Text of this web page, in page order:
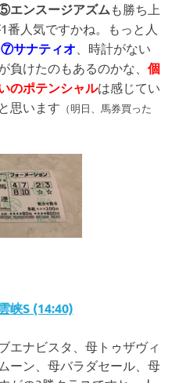
ンスージアズムも勝ち上
番人気ですかね。もっと人
⑦サナティオ 、時計がない
負けたのもあるのかな、 個
のポテンシャルは感じてい
思います （明日、馬券買った
峡S (14:40)
エナビスタ、母トゥザヴィ
ーン、母バラダセール、母